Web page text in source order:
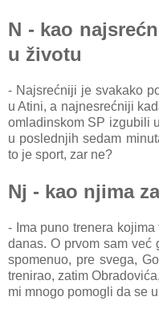
N - kao
u životu
- Najsrećniji je svakako
u Atini, a najnesrećniji
omladinskom SP izgubili
u poslednjih sedam
to je sport, zar ne?
Nj - kao njima
- Ima puno trenera
danas. O prvom sam već
spomenuo, pre svega,
trenirao, zatim
mi mnogo pomogli da se